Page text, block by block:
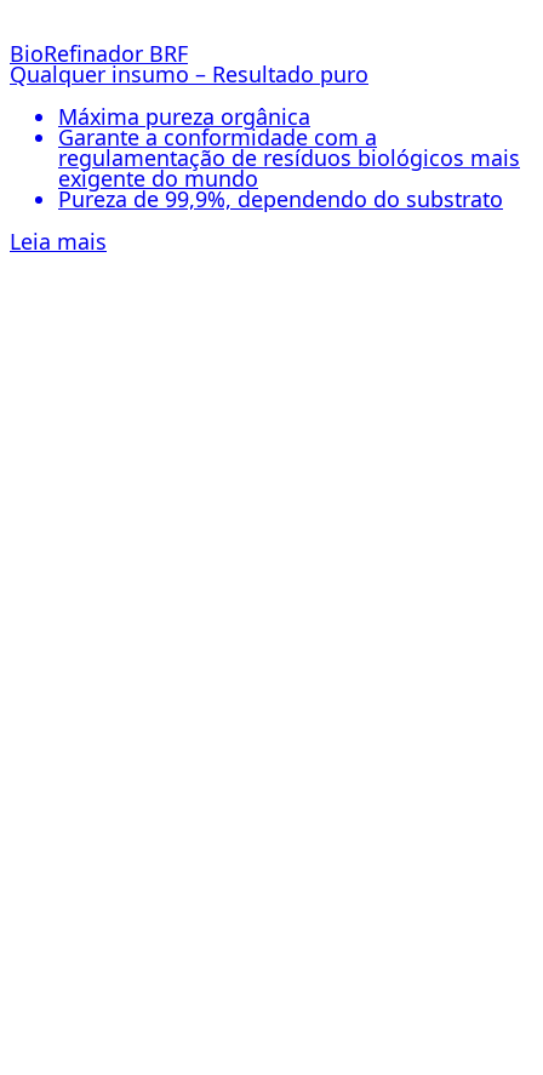
BioRefinador BRF
Qualquer insumo – Resultado puro
Máxima pureza orgânica
Garante a conformidade com a
regulamentação de resíduos biológicos mais
exigente do mundo
Pureza de 99,9%, dependendo do substrato
Leia mais